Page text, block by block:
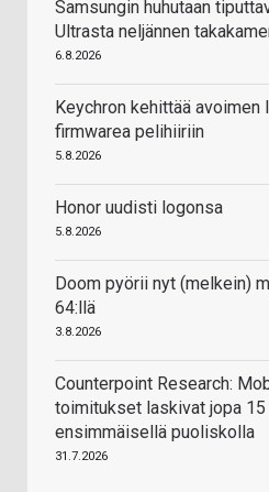
Samsungin huhutaan
Ultrasta neljännen
6.8.2026
Keychron kehittää avoimen
firmwarea pelihiiriin
5.8.2026
Honor uudisti logonsa
5.8.2026
Doom pyörii nyt (melkein)
64:llä
3.8.2026
Counterpoint Research:
toimitukset laskivat jopa 15
ensimmäisellä puoliskolla
31.7.2026